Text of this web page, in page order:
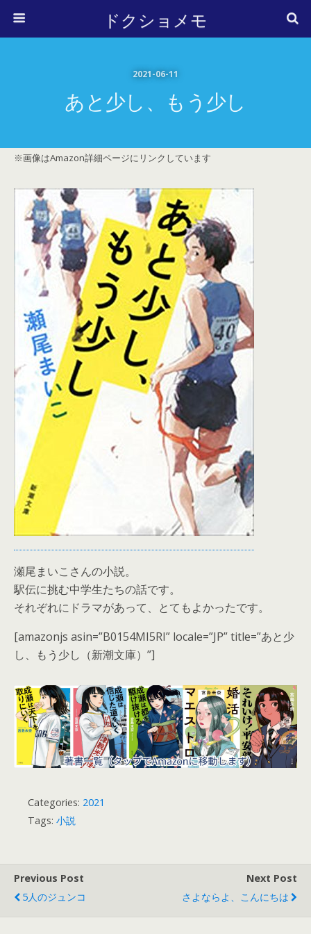
ドクショメモ
2021-06-11
あと少し、もう少し
※画像はAmazon詳細ページにリンクしています
瀬尾まいこさんの小説。
駅伝に挑む中学生たちの話です。
それぞれにドラマがあって、とてもよかったです。
[amazonjs asin=”B0154MI5RI” locale=”JP” title=”あと少
し、もう少し（新潮文庫）”]
Categories: 2021
Tags: 小説
Previous Post
5人のジュンコ
Next Post
さよならよ、こんにちは